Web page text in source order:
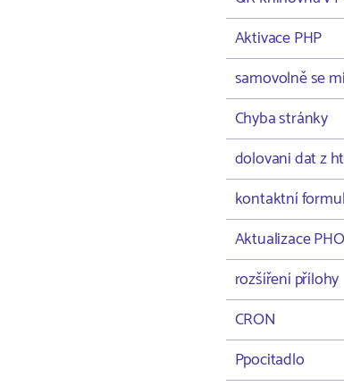
Aktivace PHP
samovolně se
Chyba stránky
dolovani dat z
kontaktní
Aktualizace PHO
rozšíření přílohy
CRON
Ppocitadlo